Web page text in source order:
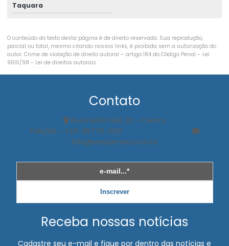
Exame aso periódico
Exame demissional valor
Exame eletrocardiograma
Exame médico periódico
Exame de mudança de riscos ocupacionais
Exame ocupacional audiometria
Taquara
O conteúdo do texto desta página é de direito reservado. Sua reprodução,
parcial ou total, mesmo citando nossos links, é proibida sem a autorização do
autor. Crime de violação de direito autoral – artigo 184 do Código Penal – Lei
9610/98 - Lei de direitos autorais.
Contato
Rua Pedro Noll, 25 - Centro
Feliz/RS - CEP: 95770-000
feliz@serplamed.com.br
Inscrever
Receba nossas notícias
Cadastre seu e-mail e fique por dentro das notícias e